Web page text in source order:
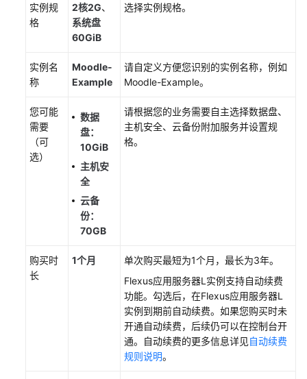
企
使
Moodle
搭
使
实例规
格
2核2G、
系统盘
60GiB
选择实例规格。
实例名
称
Moodle-
Example
请自定义方便您识别的实例名称，例如
Moodle-Example。
您可能
需要
（可
选）
数据
盘：
10GiB
主机安
全
云备
份：
70GB
请根据您的业务需要自主选择数据盘、
主机安全、云备份附加服务并设置规
格。
购买时
长
1个月
单次购买最短为1个月，最长为3年。
Flexus应用服务器L实例支持自动续费
功能。勾选后，在Flexus应用服务器L
实例到期前自动续费。如果您购买时未
开通自动续费，后续仍可以在控制台开
通。自动续费的更多信息详见自动续费
规则说明。